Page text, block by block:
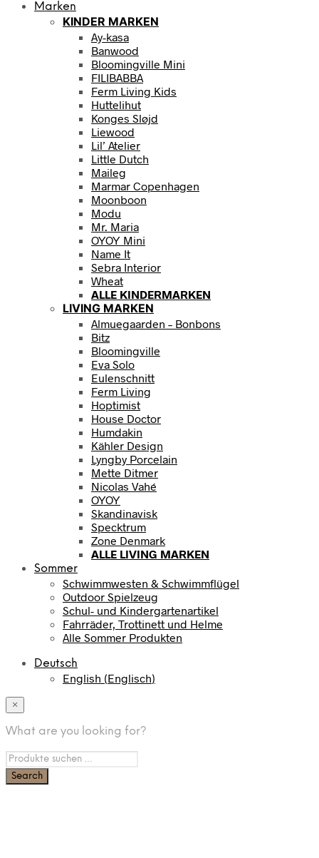
Marken
KINDER MARKEN
Ay-kasa
Banwood
Bloomingville Mini
FILIBABBA
Ferm Living Kids
Huttelihut
Konges Sløjd
Liewood
Lil’ Atelier
Little Dutch
Maileg
Marmar Copenhagen
Moonboon
Modu
Mr. Maria
OYOY Mini
Name It
Sebra Interior
Wheat
ALLE KINDERMARKEN
LIVING MARKEN
Almuegaarden – Bonbons
Bitz
Bloomingville
Eva Solo
Eulenschnitt
Ferm Living
Hoptimist
House Doctor
Humdakin
Kähler Design
Lyngby Porcelain
Mette Ditmer
Nicolas Vahé
OYOY
Skandinavisk
Specktrum
Zone Denmark
ALLE LIVING MARKEN
Sommer
Schwimmwesten & Schwimmflügel
Outdoor Spielzeug
Schul- und Kindergartenartikel
Fahrräder, Trottinett und Helme
Alle Sommer Produkten
Deutsch
English (Englisch)
×
What are you looking for?